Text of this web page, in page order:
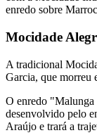
enredo sobre
Mocidade
A tradicional
Garcia, que morreu
O enredo "Malunga
desenvolvido pelo
Araújo e trará a